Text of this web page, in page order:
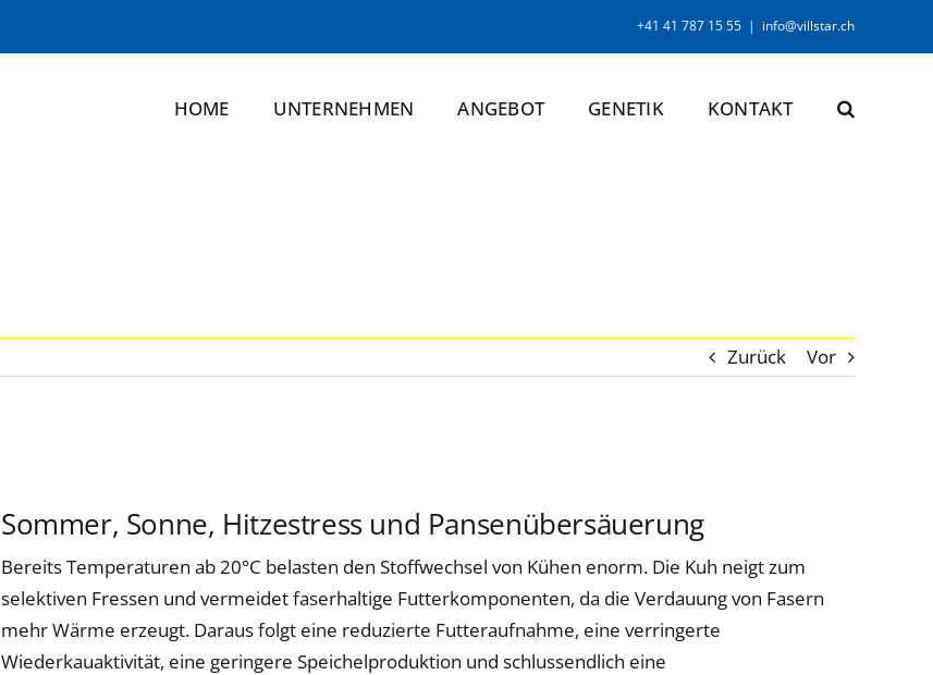
+41 41 787 15 55 | info@villstar.ch
HOME UNTERNEHMEN ANGEBOT GENETIK KONTAKT
Zurück Vor
Sommer, Sonne, Hitzestress und Pansenübersäuerung
Bereits Temperaturen ab 20°C belasten den Stoffwechsel von Kühen enorm. Die Kuh neigt zum
selektiven Fressen und vermeidet faserhaltige Futterkomponenten, da die Verdauung von Fasern
mehr Wärme erzeugt. Daraus folgt eine reduzierte Futteraufnahme, eine verringerte
Wiederkauaktivität, eine geringere Speichelproduktion und schlussendlich eine